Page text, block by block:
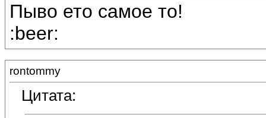
Пыво ето самое то!
:beer:
rontommy
Цитата: